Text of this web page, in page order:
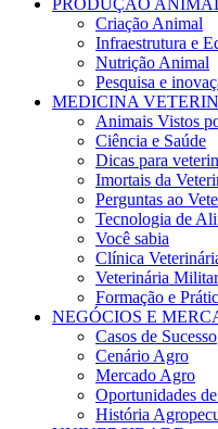
PRODUÇÃO
Criação Animal
Infraestrutura e
Nutrição Animal
Pesquisa e
MEDICINA
Animais Vistos
Ciência e Saúde
Dicas para
Imortais da
Perguntas ao
Tecnologia de
Você sabia
Clínica
Veterinária Militar
Formação e
NEGÓCIOS E
Casos de Sucesso
Cenário Agro
Mercado Agro
Oportunidades
História